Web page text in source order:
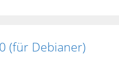
(für Debianer)